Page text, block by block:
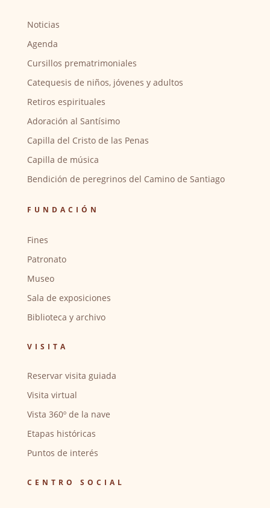
Noticias
Agenda
Cursillos prematrimoniales
Catequesis de niños, jóvenes y adultos
Retiros espirituales
Adoración al Santísimo
Capilla del Cristo de las Penas
Capilla de música
Bendición de peregrinos del Camino de Santiago
FUNDACIÓN
Fines
Patronato
Museo
Sala de exposiciones
Biblioteca y archivo
VISITA
Reservar visita guiada
Visita virtual
Vista 360º de la nave
Etapas históricas
Puntos de interés
CENTRO SOCIAL